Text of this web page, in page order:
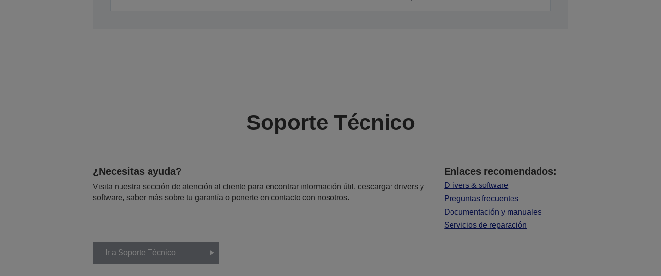
Soporte Técnico
¿Necesitas ayuda?
Visita nuestra sección de atención al cliente para encontrar información útil, descargar drivers y
software, saber más sobre tu garantía o ponerte en contacto con nosotros.
Enlaces recomendados:
Drivers & software
Preguntas frecuentes
Documentación y manuales
Servicios de reparación
Ir a Soporte Técnico